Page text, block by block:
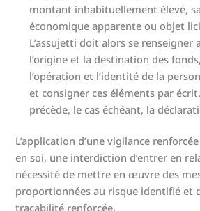
montant inhabituellement élevé,
économique apparente ou objet
L’assujetti doit alors se renseigner
l’origine et la destination des
l’opération et l’identité de la
et consigner ces éléments par écrit.
précède, le cas échéant, la
L’application d’une vigilance
en soi, une interdiction d’entrer en
nécessité de mettre en œuvre des
proportionnées au risque identifié et
traçabilité renforcée.